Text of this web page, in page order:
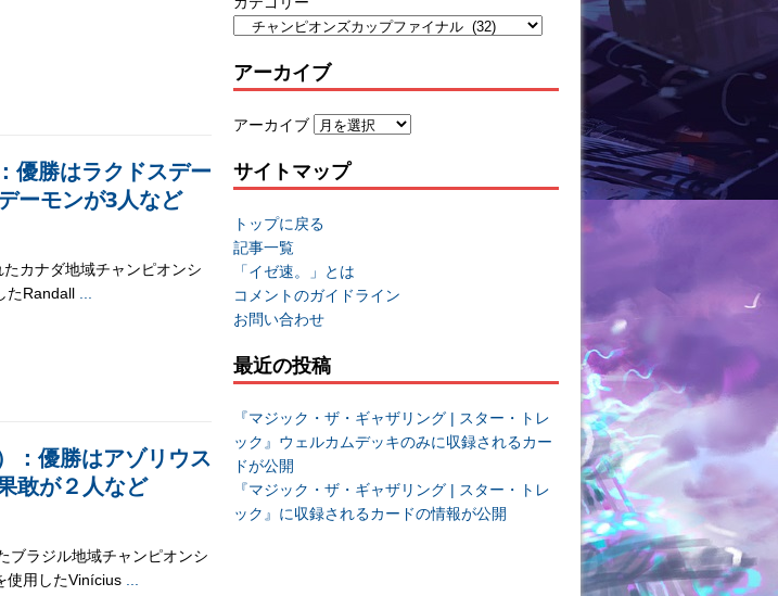
優勝はラクドスデー
ーモンが3人など
カナダ地域チャンピオンシ
たRandall
：優勝はアゾリウス
敢が２人など
ブラジル地域チャンピオンシ
使用したVinícius
アーカイブ
アーカイブ
サイトマップ
トップに戻る
記事一覧
「イゼ速。」とは
コメントのガイドライン
お問い合わせ
最近の投稿
『マジック・ザ・ギャザリング | スター・トレ
ック』ウェルカムデッキのみに収録されるカー
ドが公開
『マジック・ザ・ギャザリング | スター・トレ
ック』に収録されるカードの情報が公開